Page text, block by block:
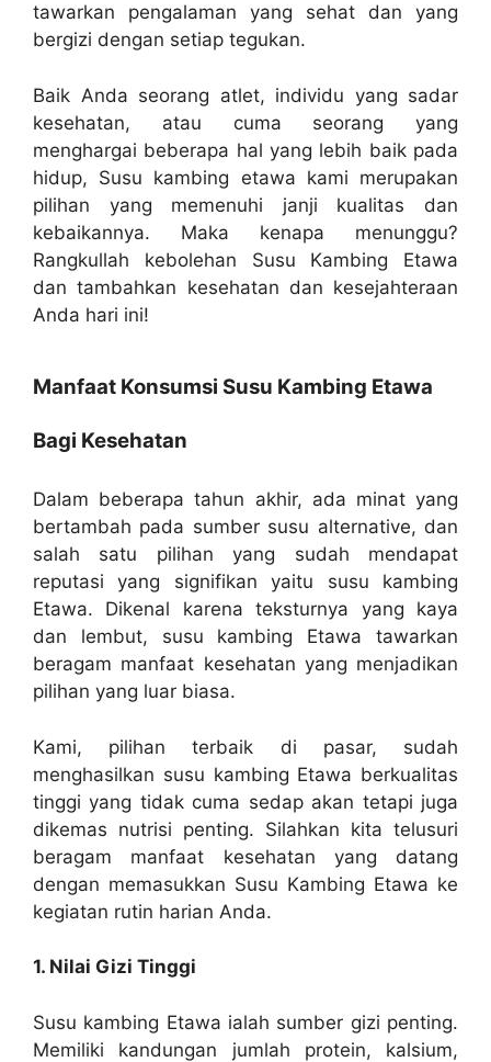
tawarkan pengalaman yang sehat dan yang
bergizi dengan setiap tegukan.
Baik Anda seorang atlet, individu yang sadar
kesehatan, atau cuma seorang yang
menghargai beberapa hal yang lebih baik pada
hidup, Susu kambing etawa kami merupakan
pilihan yang memenuhi janji kualitas dan
kebaikannya. Maka kenapa menunggu?
Rangkullah kebolehan Susu Kambing Etawa
dan tambahkan kesehatan dan kesejahteraan
Anda hari ini!
Manfaat Konsumsi Susu Kambing Etawa
Bagi Kesehatan
Dalam beberapa tahun akhir, ada minat yang
bertambah pada sumber susu alternative, dan
salah satu pilihan yang sudah mendapat
reputasi yang signifikan yaitu susu kambing
Etawa. Dikenal karena teksturnya yang kaya
dan lembut, susu kambing Etawa tawarkan
beragam manfaat kesehatan yang menjadikan
pilihan yang luar biasa.
Kami, pilihan terbaik di pasar, sudah
menghasilkan susu kambing Etawa berkualitas
tinggi yang tidak cuma sedap akan tetapi juga
dikemas nutrisi penting. Silahkan kita telusuri
beragam manfaat kesehatan yang datang
dengan memasukkan Susu Kambing Etawa ke
kegiatan rutin harian Anda.
1. Nilai Gizi Tinggi
Susu kambing Etawa ialah sumber gizi penting.
Memiliki kandungan jumlah protein, kalsium,